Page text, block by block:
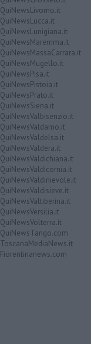
QuiNewsLivorno.it
QuiNewsLucca.it
QuiNewsLunigiana.it
QuiNewsMaremma.it
QuiNewsMassaCarrara.it
QuiNewsMugello.it
QuiNewsPisa.it
QuiNewsPistoia.it
QuiNewsPrato.it
QuiNewsSiena.it
QuiNewsValbisenzio.it
QuiNewsValdarno.it
QuiNewsValdelsa.it
QuiNewsValdera.it
QuiNewsValdichiana.it
QuiNewsValdicornia.it
QuiNewsValdinievole.it
QuiNewsValdisieve.it
QuiNewsValtiberina.it
QuiNewsVersilia.it
QuiNewsVolterra.it
QuiNewsTango.com
ToscanaMediaNews.it
Fiorentinanews.com